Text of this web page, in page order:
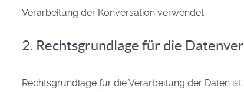
Verarbeitung der Konversation verwendet.
2. Rechtsgrundlage für die
Rechtsgrundlage für die Verarbeitung der Daten ist